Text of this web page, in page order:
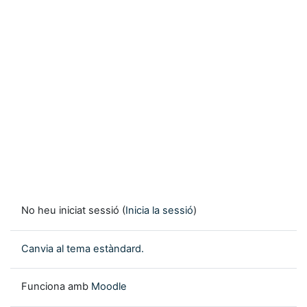
No heu iniciat sessió (Inicia la sessió)
Canvia al tema estàndard.
Funciona amb Moodle